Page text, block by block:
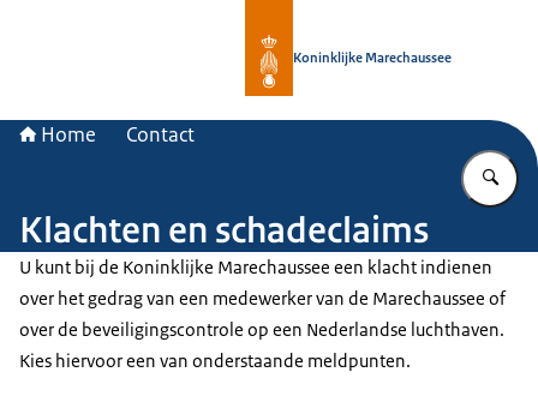
Koninklijke Marechaussee
Home Contact
Klachten en schadeclaims
U kunt bij de Koninklijke Marechaussee een klacht indienen
over het gedrag van een medewerker van de Marechaussee of
over de beveiligingscontrole op een Nederlandse luchthaven.
Kies hiervoor een van onderstaande meldpunten.